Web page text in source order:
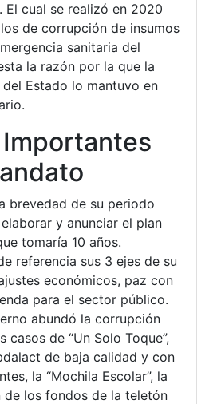
El cual se realizó en 2020
de corrupción de insumos
sanitaria del
la razón por la que la
del Estado lo mantuvo en
brevedad de su periodo
y anunciar el plan
tomaría 10 años.
referencia sus 3 ejes de su
económicos, paz con
para el sector público.
abundó la corrupción
casos de “Un Solo Toque”,
de baja calidad y con
la “Mochila Escolar”, la
de los fondos de la teletón